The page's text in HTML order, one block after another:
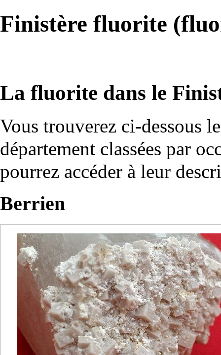
Finistère fluorite
La fluorite dans le
Vous trouverez ci-dessous
département classées par
pourrez accéder à leur
Berrien